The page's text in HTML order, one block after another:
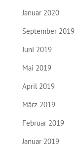
Januar 2020
September 2019
Juni 2019
Mai 2019
April 2019
März 2019
Februar 2019
Januar 2019